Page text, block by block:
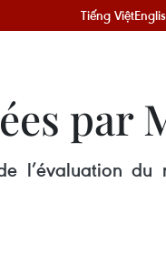
Tiếng Việt
par
l’évaluation du